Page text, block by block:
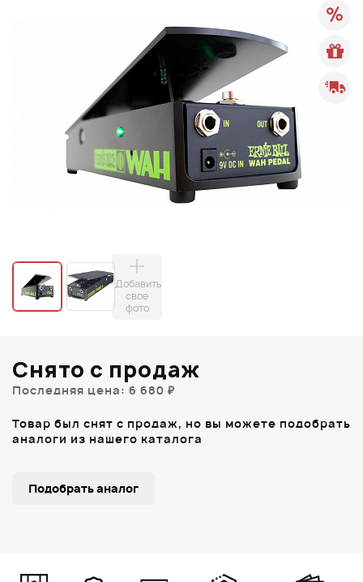
Добавить
свое
фото
Снято с продаж
Последняя цена: 6 680 ₽
Товар был снят с продаж, но вы можете подобрать
аналоги из нашего каталога
Подобрать аналог